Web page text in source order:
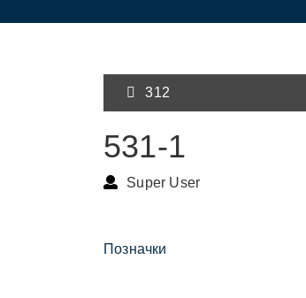
312
531-1
Super User
Позначки